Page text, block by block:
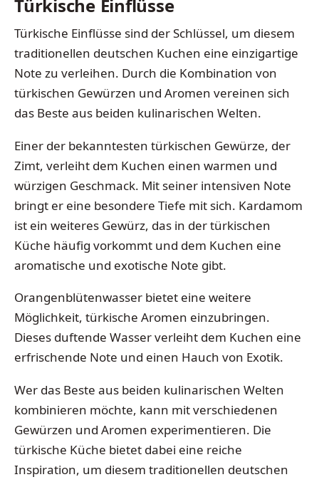
Türkische Einflüsse
Türkische Einflüsse sind der Schlüssel, um diesem
traditionellen deutschen Kuchen eine einzigartige
Note zu verleihen. Durch die Kombination von
türkischen Gewürzen und Aromen vereinen sich
das Beste aus beiden kulinarischen Welten.
Einer der bekanntesten türkischen Gewürze, der
Zimt, verleiht dem Kuchen einen warmen und
würzigen Geschmack. Mit seiner intensiven Note
bringt er eine besondere Tiefe mit sich. Kardamom
ist ein weiteres Gewürz, das in der türkischen
Küche häufig vorkommt und dem Kuchen eine
aromatische und exotische Note gibt.
Orangenblütenwasser bietet eine weitere
Möglichkeit, türkische Aromen einzubringen.
Dieses duftende Wasser verleiht dem Kuchen eine
erfrischende Note und einen Hauch von Exotik.
Wer das Beste aus beiden kulinarischen Welten
kombinieren möchte, kann mit verschiedenen
Gewürzen und Aromen experimentieren. Die
türkische Küche bietet dabei eine reiche
Inspiration, um diesem traditionellen deutschen